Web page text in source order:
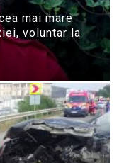
mai mare
voluntar la